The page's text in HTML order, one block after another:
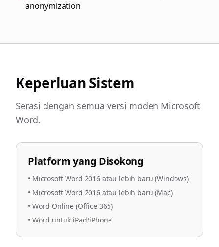
anonymization
Keperluan Sistem
Serasi dengan semua versi moden Microsoft
Word.
Platform yang Disokong
• Microsoft Word 2016 atau lebih baru (Windows)
• Microsoft Word 2016 atau lebih baru (Mac)
• Word Online (Office 365)
• Word untuk iPad/iPhone